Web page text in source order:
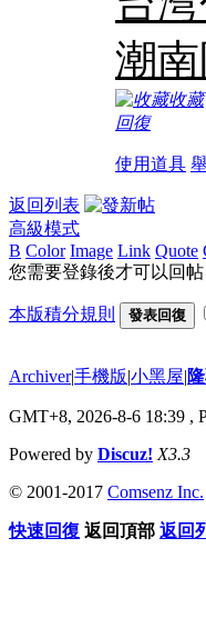
潮
收藏
回復
使用道具
返回列表
高級模式
B Color Image Link Quote
您需要登錄後才可以回帖
本版積分規則 發表回復
Archiver|手機版|小黑屋|
GMT+8, 2026-8-6 18:39 ,
Powered by Discuz! X3.3
© 2001-2017 Comsenz Inc.
快速回復 返回頂部 返回